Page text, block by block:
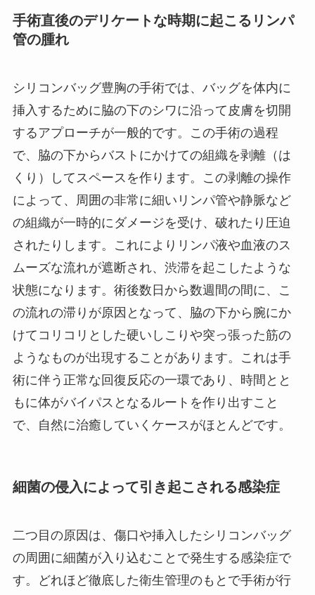
手術直後のデリケートな時期に起こるリンパ
管の腫れ
シリコンバッグ豊胸の手術では、バッグを体内に
挿入するために脇の下のシワに沿って皮膚を切開
するアプローチが一般的です。この手術の過程
で、脇の下からバストにかけての組織を剥離（は
くり）してスペースを作ります。この剥離の操作
によって、周囲の非常に細いリンパ管や静脈など
の組織が一時的にダメージを受け、破れたり圧迫
されたりします。これによりリンパ液や血液のス
ムーズな流れが遮断され、渋滞を起こしたような
状態になります。術後数日から数週間の間に、こ
の流れの滞りが原因となって、脇の下から腕にか
けてコリコリとした硬いしこりや突っ張った筋の
ようなものが出現することがあります。これは手
術に伴う正常な回復反応の一環であり、時間とと
もに体がバイパスとなるルートを作り出すこと
で、自然に治癒していくケースがほとんどです。
細菌の侵入によって引き起こされる感染症
二つ目の原因は、傷口や挿入したシリコンバッグ
の周囲に細菌が入り込むことで発生する感染症で
す。どれほど徹底した衛生管理のもとで手術が行